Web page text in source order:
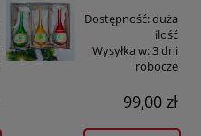
Dostępność:duża
ilość
Wysyłka w:3 dni
robocze
99,00 zł